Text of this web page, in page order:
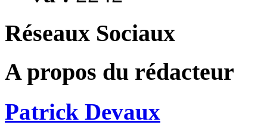
Réseaux Sociaux
A propos du rédacteur
Patrick Devaux